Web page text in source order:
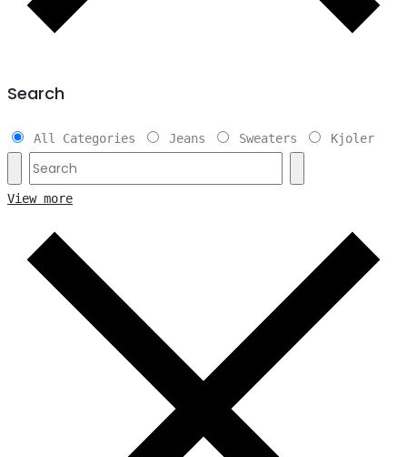
Search
All Categories Jeans Sweaters Kjoler
View more